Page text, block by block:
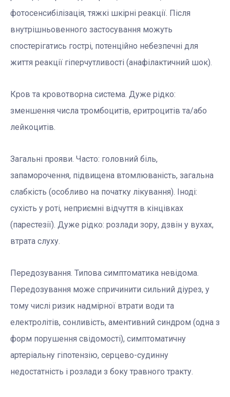
фотосенсибілізація, тяжкі шкірні реакції. Після
внутрішньовенного застосування можуть
спостерігатись гострі, потенційно небезпечні для
життя реакції гіперчутливості (анафілактичний шок).
Кров та кровотворна система. Дуже рідко:
зменшення числа тромбоцитів, еритроцитів та/або
лейкоцитів.
Загальні прояви. Часто: головний біль,
запаморочення, підвищена втомлюваність, загальна
слабкість (особливо на початку лікування). Іноді:
сухість у роті, неприємні відчуття в кінцівках
(парестезії). Дуже рідко: розлади зору, дзвін у вухах,
втрата слуху.
Передозування. Типова симптоматика невідома.
Передозування може спричинити сильний діурез, у
тому числі ризик надмірної втрати води та
електролітів, сонливість, аментивний синдром (одна з
форм порушення свідомості), симптоматичну
артеріальну гіпотензію, серцево-судинну
недостатність і розлади з боку травного тракту.